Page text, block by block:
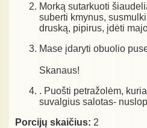
Morką sutarkuoti
suberti kmynus,
druską, pipirus, įdėti
Mase įdaryti obuolio
Skanaus!
. Puošti petražolėm,
suvalgius salotas-
Porcijų skaičius: 2